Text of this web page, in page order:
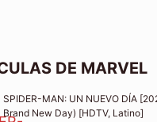
DE MARVEL
SPIDER-MAN: UN NUEVO DÍA
Brand New Day) [HDTV, Latino]